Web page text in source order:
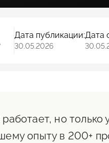
Дата публикации:
30.05.2026
Дата
но только
опыту в 200+